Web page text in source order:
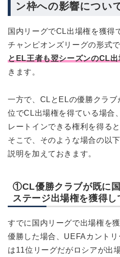
ン枠への影響につい
国内リーグでCL出場権を獲得
チャンピオンズリーグの形式
とEL王者も翌シーズンのCL出
きます。
一方で、CLとELの優勝クラ
位でCL出場権を得ている場合
レートインできる権利を得る
そこで、そのような場合の以
説明を加えておきます。
①CL優勝クラブが既に
ステージ出場権を獲得
すでに国内リーグで出場権を
優勝した場合、UEFAカント
は11位リーグだがロシアが出